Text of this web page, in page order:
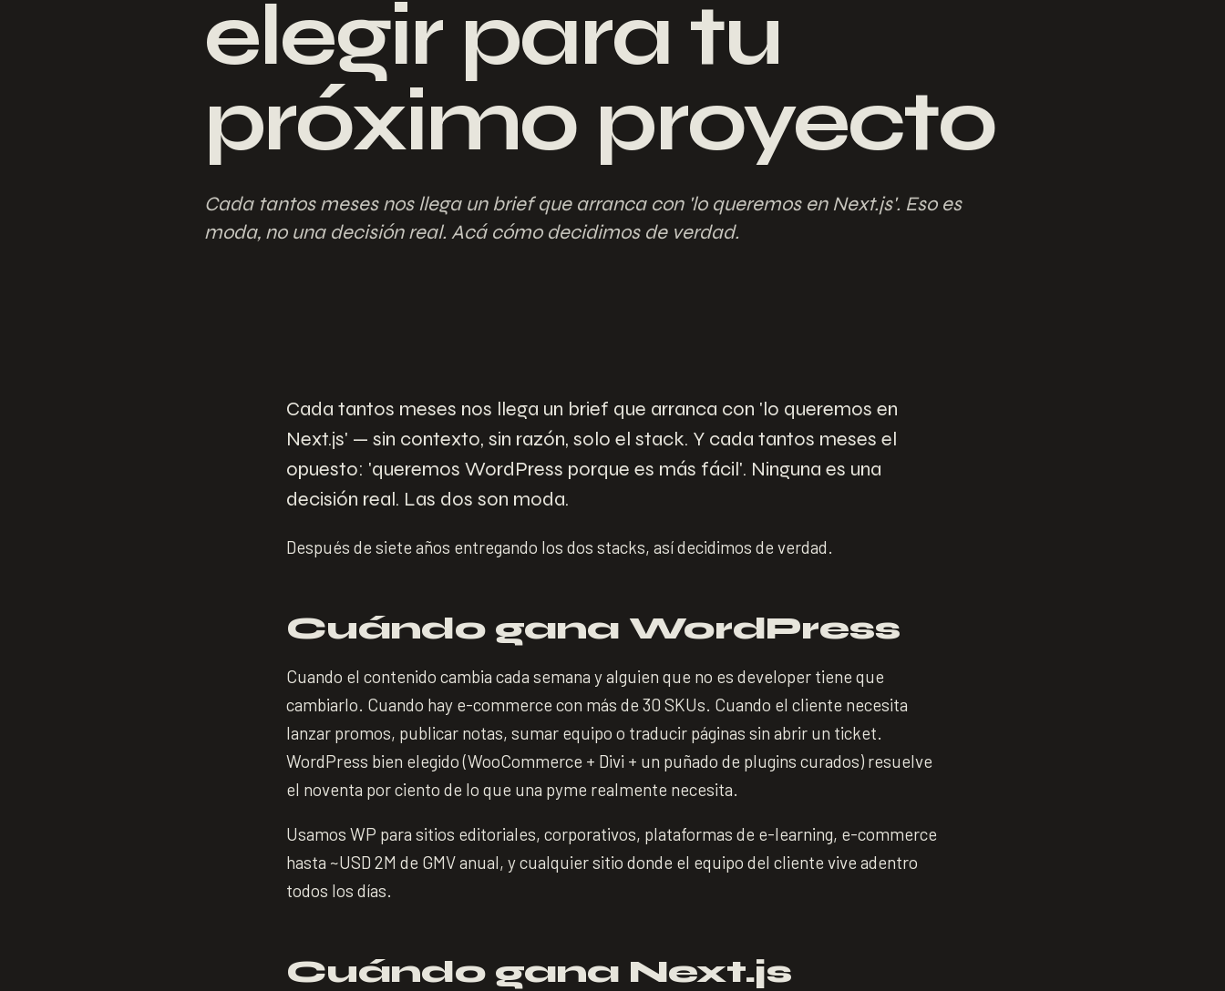
elegir para tu
próximo proyecto
Cada tantos meses nos llega un brief que arranca con 'lo queremos en Next.js'. Eso es
moda, no una decisión real. Acá cómo decidimos de verdad.
Cada tantos meses nos llega un brief que arranca con 'lo queremos en
Next.js' — sin contexto, sin razón, solo el stack. Y cada tantos meses el
opuesto: 'queremos WordPress porque es más fácil'. Ninguna es una
decisión real. Las dos son moda.
Después de siete años entregando los dos stacks, así decidimos de verdad.
Cuándo gana WordPress
Cuando el contenido cambia cada semana y alguien que no es developer tiene que
cambiarlo. Cuando hay e-commerce con más de 30 SKUs. Cuando el cliente necesita
lanzar promos, publicar notas, sumar equipo o traducir páginas sin abrir un ticket.
WordPress bien elegido (WooCommerce + Divi + un puñado de plugins curados) resuelve
el noventa por ciento de lo que una pyme realmente necesita.
Usamos WP para sitios editoriales, corporativos, plataformas de e-learning, e-commerce
hasta ~USD 2M de GMV anual, y cualquier sitio donde el equipo del cliente vive adentro
todos los días.
Cuándo gana Next.js